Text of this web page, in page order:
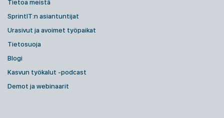
Tietoa meistä
SprintIT:n asiantuntijat
Urasivut ja avoimet työpaikat
Tietosuoja
Blogi
Kasvun työkalut -podcast
Demot ja webinaarit